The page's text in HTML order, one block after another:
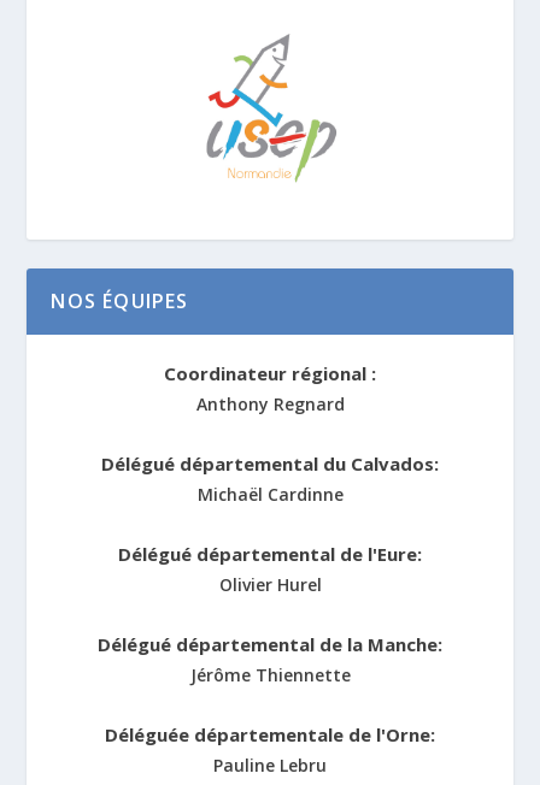
NOS ÉQUIPES
Coordinateur régional :
Anthony Regnard
Délégué départemental du Calvados:
Michaël Cardinne
Délégué départemental de l'Eure:
Olivier Hurel
Délégué départemental de la Manche:
Jérôme Thiennette
Déléguée départementale de l'Orne:
Pauline Lebru